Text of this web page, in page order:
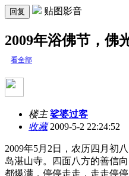
回复 贴图影音
2009年浴佛节，佛
看全部
楼主 娑婆过客
收藏2009-5-2 22:24:52
2009年5月2日，农历四月初
岛湛山寺。四面八方的善信
都爆满，停停走走，走走停